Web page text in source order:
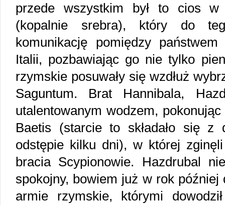
przede wszystkim był to cios w
(kopalnie srebra), który do
komunikację pomiędzy
Italii, pozbawiając go nie tylko
rzymskie posuwały się wzdłuż
Saguntum. Brat Hannibala,
utalentowanym wodzem,
Baetis (starcie to składało się z
odstępie kilku dni), w której
bracia Scypionowie. Hazdrubal
spokojny, bowiem już w rok później
armie rzymskie, którymi